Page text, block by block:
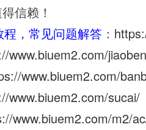
信赖！
，常见问题解答 ：
www.biuem2.com/
www.biuem2.com/
www.biuem2.com/sucai/
www.biuem2.com/m2/